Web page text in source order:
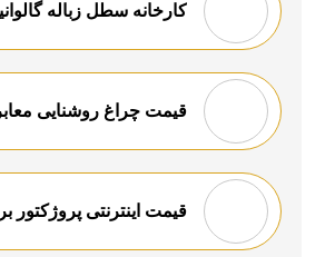
کارخانه سطل زباله
قیمت چراغ روشنایی معابر